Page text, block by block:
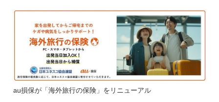
au損保が「海外旅行の保険」をリニューアル